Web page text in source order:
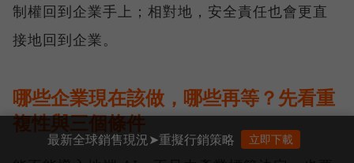
制權回到企業手上；相對地，安全責任也會更直
接地回到企業。
哪些企業現在該做，哪些再等？先看重
複性與三個條件
最新全球銷售現況➤重擬行銷策略 立即下載